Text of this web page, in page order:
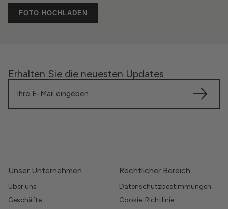
FOTO HOCHLADEN
Erhalten Sie die neuesten Updates
Unser Unternehmen
Über uns
Geschäfte
Rechtlicher Bereich
Datenschutzbestimmungen
Cookie-Richtlinie